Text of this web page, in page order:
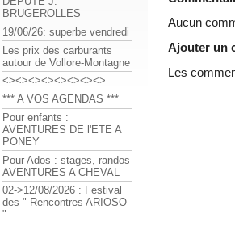
Aucun
Ajouter un
Les
BRUGEROLLES
19/06/26: superbe vendredi
Les prix des carburants
autour de Vollore-Montagne
<><><><><><><><>
*** A VOS AGENDAS ***
Pour enfants :
AVENTURES DE l'ETE A
PONEY
Pour Ados : stages, randos
AVENTURES A CHEVAL
02->12/08/2026 : Festival
des " Rencontres ARIOSO
"